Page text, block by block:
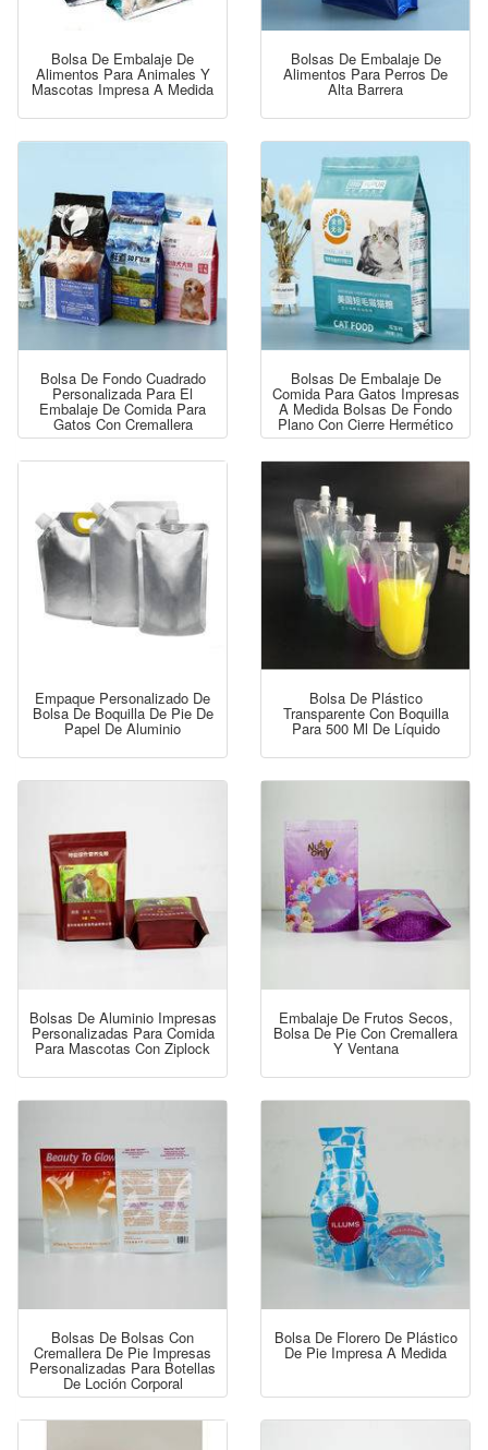
Bolsa De Embalaje De
Alimentos Para Animales Y
Mascotas Impresa A Medida
Bolsas De Embalaje De
Alimentos Para Perros De
Alta Barrera
Bolsa De Fondo Cuadrado
Personalizada Para El
Embalaje De Comida Para
Gatos Con Cremallera
Bolsas De Embalaje De
Comida Para Gatos Impresas
A Medida Bolsas De Fondo
Plano Con Cierre Hermético
Empaque Personalizado De
Bolsa De Boquilla De Pie De
Papel De Aluminio
Bolsa De Plástico
Transparente Con Boquilla
Para 500 Ml De Líquido
Bolsas De Aluminio Impresas
Personalizadas Para Comida
Para Mascotas Con Ziplock
Embalaje De Frutos Secos,
Bolsa De Pie Con Cremallera
Y Ventana
Bolsas De Bolsas Con
Cremallera De Pie Impresas
Personalizadas Para Botellas
De Loción Corporal
Bolsa De Florero De Plástico
De Pie Impresa A Medida